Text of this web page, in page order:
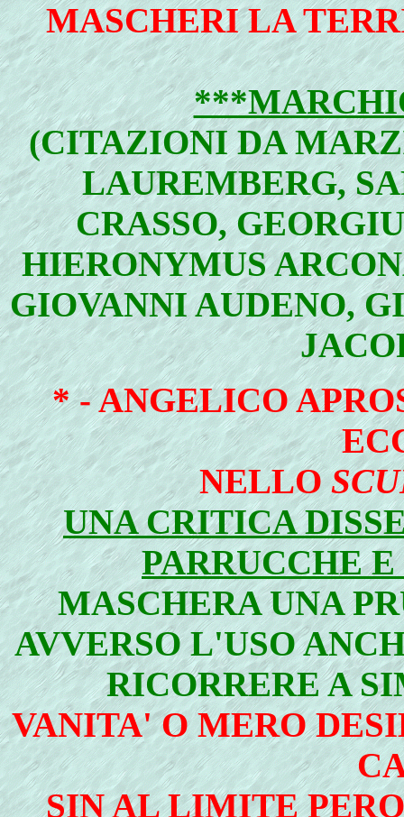
MASCHERI LA
(CITAZIONI DA
LAUREMBERG,
CRASSO,
HIERONYMUS
GIOVANNI AUDENO,
* -ANGELICO
NELLO
UNA CRITICA
PARRUCCHE
MASCHERA UNA
AVVERSO L'USO
RICORRERE A
VANITA' O MERO
SIN AL LIMITE